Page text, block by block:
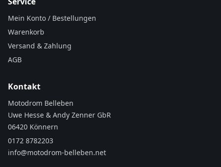
Mein Konto / Bestellungen
Warenkorb
Versand & Zahlung
AGB
Kontakt
Motodrom Belleben
Uwe Hesse & Andy Zenner GbR
06420 Könnern
0172 8782203
info@motodrom-belleben.net